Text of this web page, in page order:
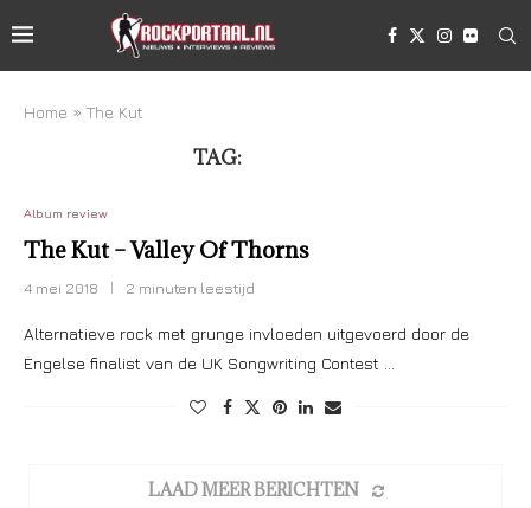
Home » The Kut
TAG:
Album review
The Kut – Valley Of Thorns
4 mei 2018 2 minuten leestijd
Alternatieve rock met grunge invloeden uitgevoerd door de
Engelse finalist van de UK Songwriting Contest …
LAAD MEER BERICHTEN